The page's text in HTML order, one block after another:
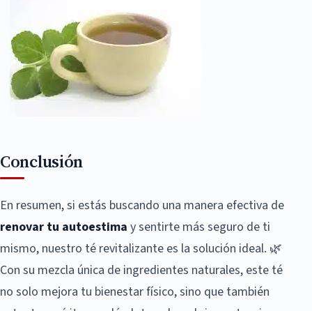
Conclusión
En resumen, si estás buscando una manera efectiva de
renovar tu autoestima y sentirte más seguro de ti
mismo, nuestro té revitalizante es la solución ideal. 🌿
Con su mezcla única de ingredientes naturales, este té
no solo mejora tu bienestar físico, sino que también